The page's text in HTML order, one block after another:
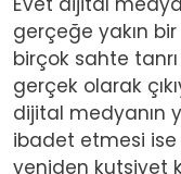
gerçeğe yakın
birçok sahte
gerçek olarak
dijital medyanın
ibadet etmesi
yeniden kutsiyet